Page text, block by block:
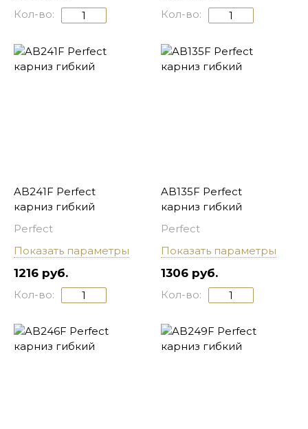
Кол-во: Кол-во:
AB241F Perfect
карниз гибкий
Perfect
Показать параметры
1216 руб.
Кол-во:
AB135F Perfect
карниз гибкий
Perfect
Показать параметры
1306 руб.
Кол-во: